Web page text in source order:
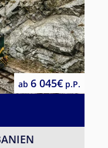
ab 6 045€ p.P.